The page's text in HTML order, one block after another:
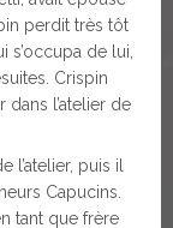
perdit très tôt
de lui,
Crispin
l’atelier de
l’atelier, puis il
Capucins.
tant que frère